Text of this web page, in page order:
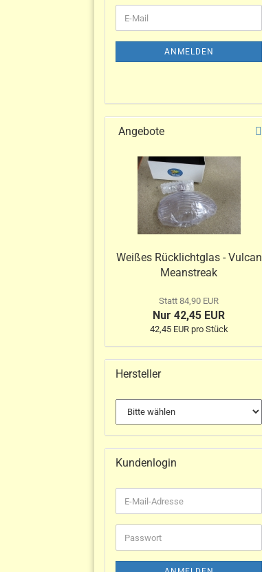
ANMELDEN
Angebote
Weißes Rücklichtglas - Vulcan
Meanstreak
Statt 84,90 EUR
Nur 42,45 EUR
42,45 EUR pro Stück
Hersteller
Kundenlogin